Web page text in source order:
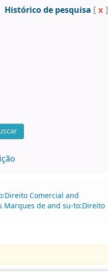
Histórico de pesquisa [ x ]
Comercial and
Marques de and su-to:Direito